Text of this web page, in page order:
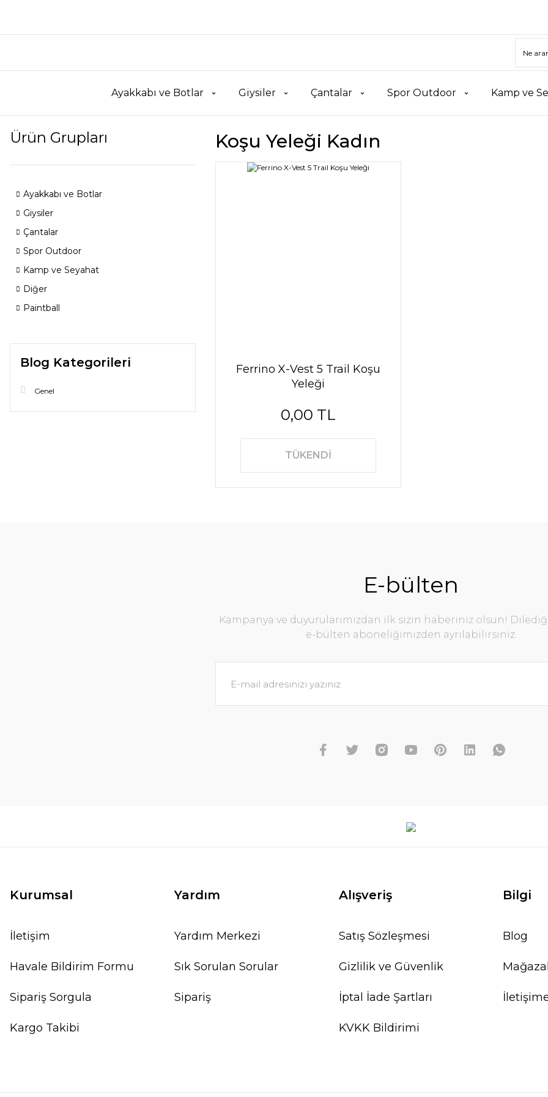
Ayakkabı ve Botlar Giysiler Çantalar Spor Outdoor Kamp ve
Ürün Grupları
Ayakkabı ve Botlar
Giysiler
Çantalar
Spor Outdoor
Kamp ve Seyahat
Diğer
Paintball
Blog Kategorileri
Genel
Koşu Yeleği Kadın
Ferrino X-Vest 5 Trail Koşu
Yeleği
0,00 TL
TÜKENDİ
E-bülten
Kampanya ve duyurularımızdan ilk sizin haberiniz olsun!
e-bülten aboneliğimizden ayrılabilirsiniz.
Kurumsal
İletişim
Havale Bildirim Formu
Sipariş Sorgula
Kargo Takibi
Yardım
Yardım Merkezi
Sık Sorulan Sorular
Sipariş
Alışveriş
Satış Sözleşmesi
Gizlilik ve Güvenlik
İptal İade Şartları
KVKK Bildirimi
Bilgi
Blog